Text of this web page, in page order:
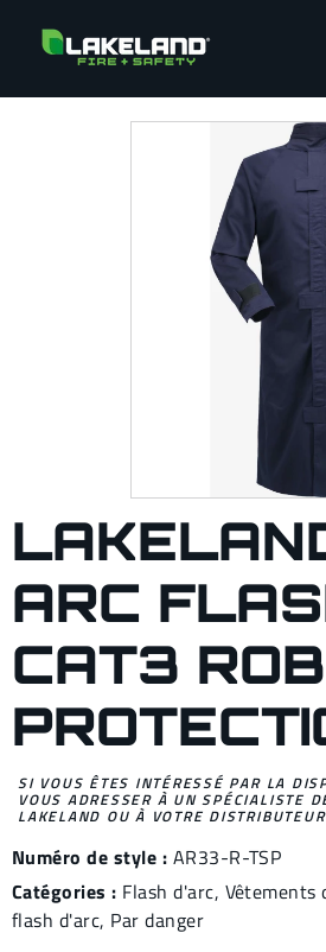
ARC
CAT3
SI VOUS ÊTES INTÉRESSÉ PAR LA
VOUS ADRESSER À UN SPÉCIALISTE
LAKELAND OU À VOTRE
Numéro de style : AR33-R-TSP
Catégories : Flash d'arc, Vêtements
flash d'arc, Par danger